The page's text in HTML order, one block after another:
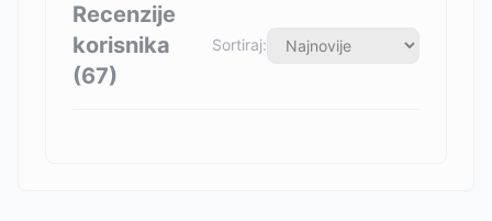
Recenzije
korisnika
(67)
Sortiraj: